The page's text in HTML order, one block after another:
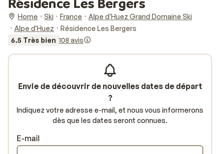
Home Ski France
Alpe d'Huez Grand Domaine Ski
Alpe d'Huez
Résidence Les Bergers
6.5 Très bien 108 avis
Envie de découvrir de nouvelles dates de départ
?
Indiquez votre adresse e-mail, et nous vous informerons
dès que les dates seront connues.
E-mail